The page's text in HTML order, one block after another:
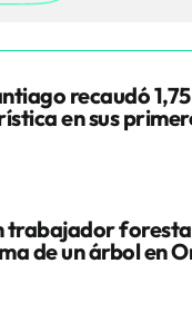
recaudó
en sus
trabajador
de un árbol en